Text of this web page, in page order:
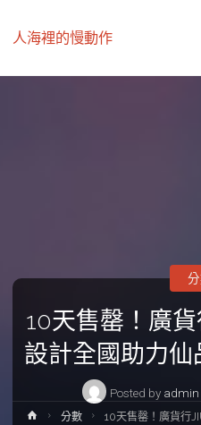
人海裡的慢動作
10天售罄！廣
設計全國助力仙
Posted by admin
Home分數
10天售罄！廣貨行